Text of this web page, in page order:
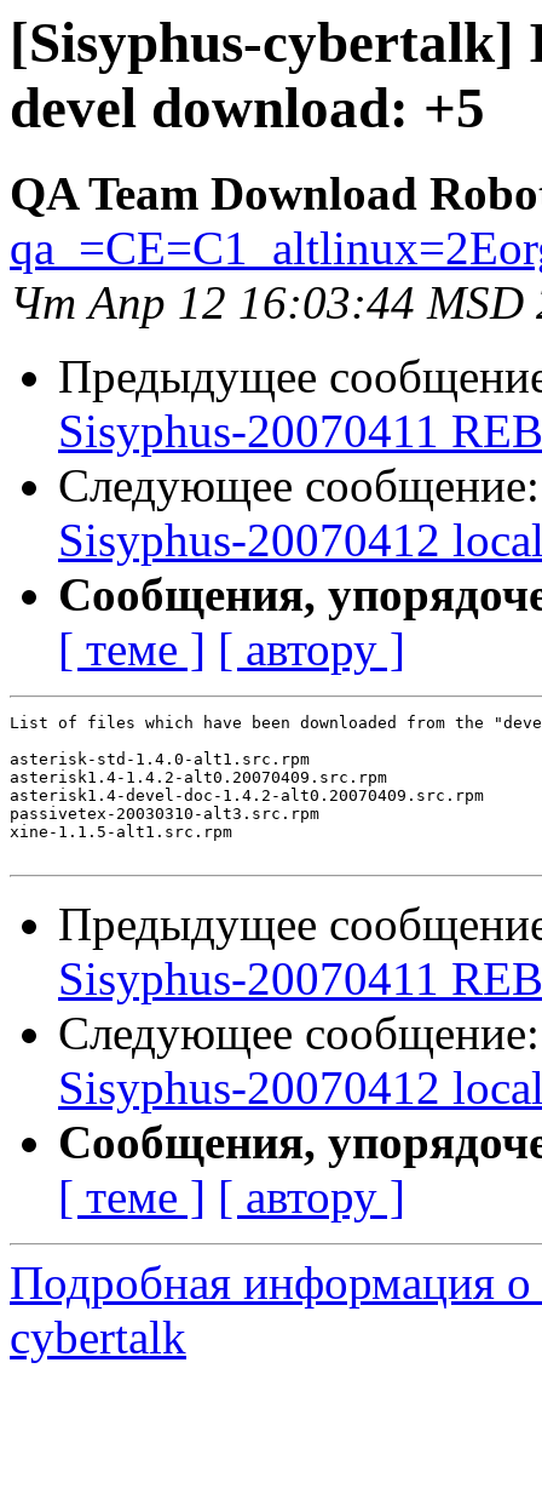
[Sisyphus-cybertalk]
devel download: +5
QA Team Download
Чт Апр 12 16:03:44 MSD
Предыдущее
Sisyphus-20070411
Следующее
Sisyphus-20070412
Сообщения,
[ теме ] [ автору ]
List of files which have been downloaded from the
asterisk-std-1.4.0-alt1.src.rpm
asterisk1.4-1.4.2-alt0.20070409.src.rpm
asterisk1.4-devel-doc-1.4.2-alt0.20070409.src.rpm
passivetex-20030310-alt3.src.rpm
xine-1.1.5-alt1.src.rpm
Предыдущее
Sisyphus-20070411
Следующее
Sisyphus-20070412
Сообщения,
[ теме ] [ автору ]
Подробная информация о
cybertalk